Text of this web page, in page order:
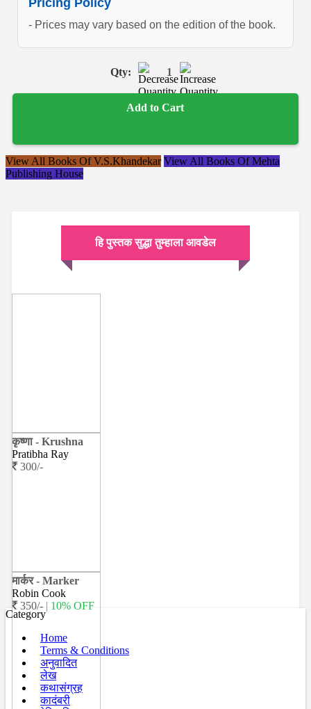
Pricing Policy
- Prices may vary based on the edition of the book.
Qty: 1
Add to Cart
View All Books Of V.S.Khandekar View All Books Of Mehta
Publishing House
हि पुस्तक सुद्धा तुम्हाला आवडेल
कृष्णा - Krushna
Pratibha Ray
300/-
मार्कर - Marker
Robin Cook
350/- | 10% OFF
Category
Home
Terms & Conditions
अनुवादित
लेख
कथासंग्रह
कादंबरी